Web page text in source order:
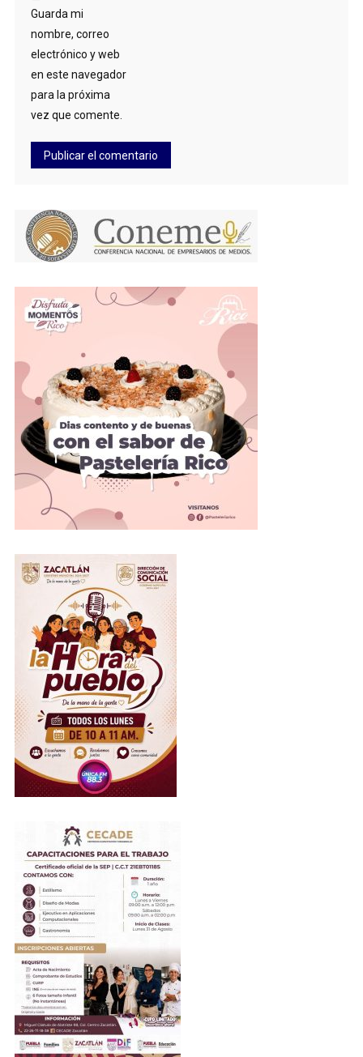
Guarda mi
nombre, correo
electrónico y web
en este navegador
para la próxima
vez que comente.